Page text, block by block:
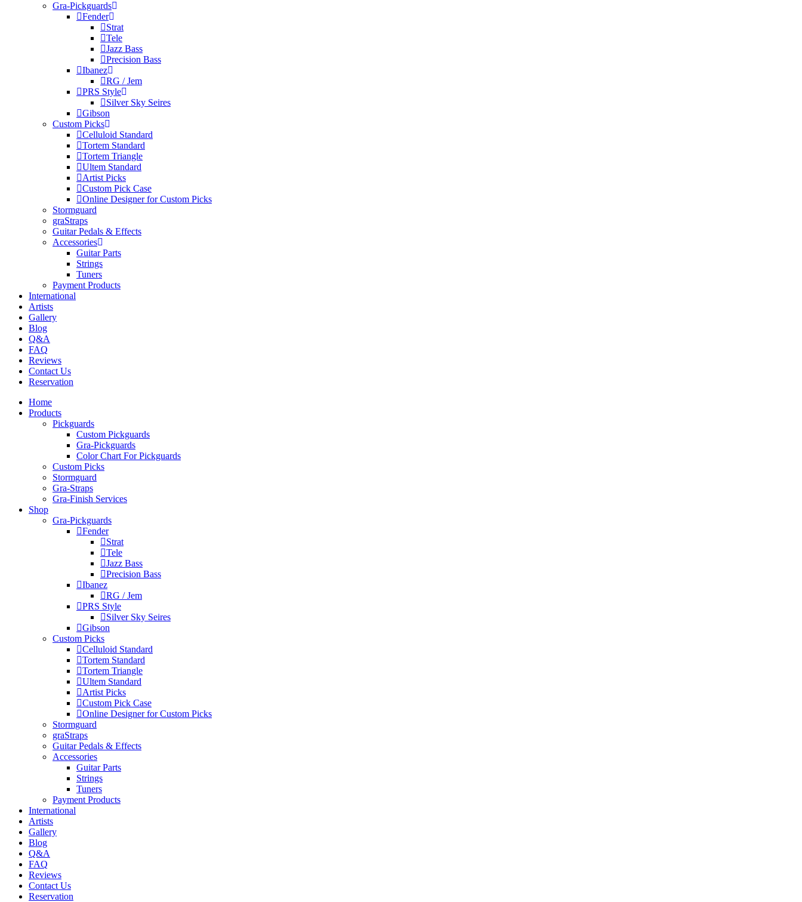
Gra-Pickguards
Fender
Strat
Tele
Jazz Bass
Precision Bass
Ibanez
RG / Jem
PRS Style
Silver Sky Seires
Gibson
Custom Picks
Celluloid Standard
Tortem Standard
Tortem Triangle
Ultem Standard
Artist Picks
Custom Pick Case
Online Designer for Custom Picks
Stormguard
graStraps
Guitar Pedals & Effects
Accessories
Guitar Parts
Strings
Tuners
Payment Products
International
Artists
Gallery
Blog
Q&A
FAQ
Reviews
Contact Us
Reservation
Home
Products
Pickguards
Custom Pickguards
Gra-Pickguards
Color Chart For Pickguards
Custom Picks
Stormguard
Gra-Straps
Gra-Finish Services
Shop
Gra-Pickguards
Fender
Strat
Tele
Jazz Bass
Precision Bass
Ibanez
RG / Jem
PRS Style
Silver Sky Seires
Gibson
Custom Picks
Celluloid Standard
Tortem Standard
Tortem Triangle
Ultem Standard
Artist Picks
Custom Pick Case
Online Designer for Custom Picks
Stormguard
graStraps
Guitar Pedals & Effects
Accessories
Guitar Parts
Strings
Tuners
Payment Products
International
Artists
Gallery
Blog
Q&A
FAQ
Reviews
Contact Us
Reservation